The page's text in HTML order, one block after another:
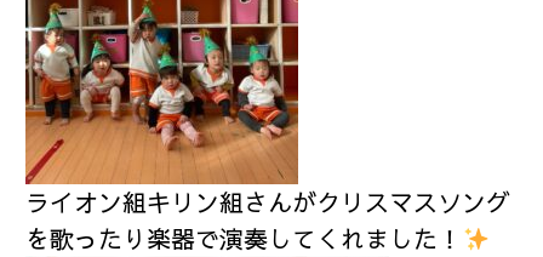
ライオン組キリン組さんがクリスマスソング
を歌ったり楽器で演奏してくれました！